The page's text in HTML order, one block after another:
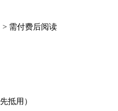
> 需付费后阅读
抵用）